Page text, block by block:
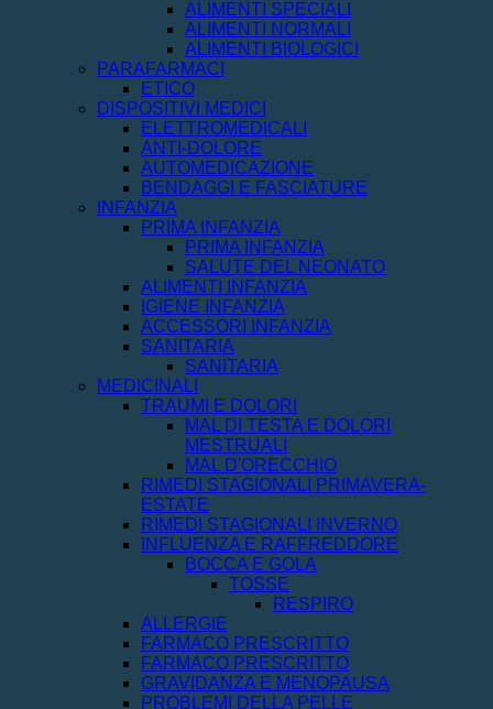
ALIMENTI SPECIALI
ALIMENTI NORMALI
ALIMENTI BIOLOGICI
PARAFARMACI
ETICO
DISPOSITIVI MEDICI
ELETTROMEDICALI
ANTI-DOLORE
AUTOMEDICAZIONE
BENDAGGI E FASCIATURE
INFANZIA
PRIMA INFANZIA
PRIMA INFANZIA
SALUTE DEL NEONATO
ALIMENTI INFANZIA
IGIENE INFANZIA
ACCESSORI INFANZIA
SANITARIA
SANITARIA
MEDICINALI
TRAUMI E DOLORI
MAL DI TESTA E DOLORI
MESTRUALI
MAL D'ORECCHIO
RIMEDI STAGIONALI PRIMAVERA-
ESTATE
RIMEDI STAGIONALI INVERNO
INFLUENZA E RAFFREDDORE
BOCCA E GOLA
TOSSE
RESPIRO
ALLERGIE
FARMACO PRESCRITTO
FARMACO PRESCRITTO
GRAVIDANZA E MENOPAUSA
PROBLEMI DELLA PELLE